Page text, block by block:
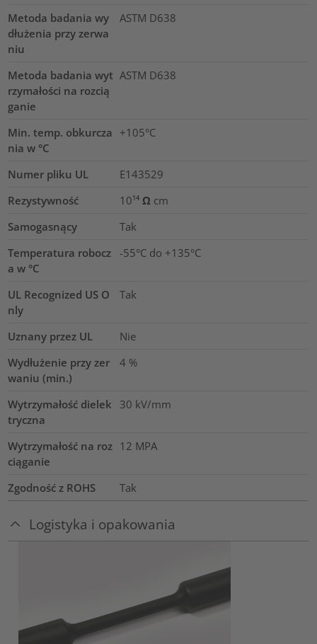
Metoda badania wy
dłużenia przy zerwa
niu
ASTM D638
Metoda badania wyt
rzymałości na rozcią
ganie
ASTM D638
Min. temp. obkurcza
nia w °C
+105°C
Numer pliku UL
E143529
Rezystywność
10¹⁴ Ω cm
Samogasnący
Tak
Temperatura robocz
a w °C
-55°C do +135°C
UL Recognized US O
nly
Tak
Uznany przez UL
Nie
Wydłużenie przy zer
waniu (min.)
4 %
Wytrzymałość dielek
tryczna
30 kV/mm
Wytrzymałość na roz
ciąganie
12 MPA
Zgodność z ROHS Tak
Logistyka i opakowania